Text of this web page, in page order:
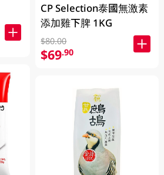
CP Selection泰國無激素
添加雞下脾 1KG
$80.00
$69.90